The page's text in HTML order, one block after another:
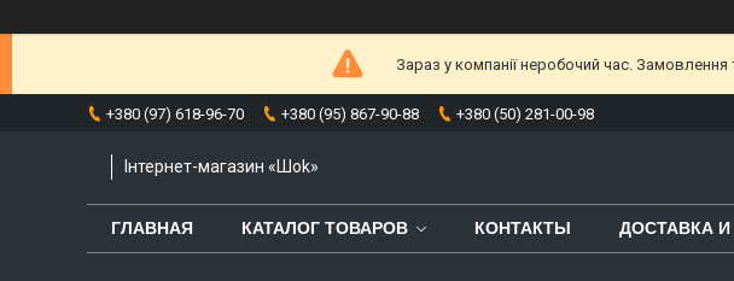
Зараз у компанії неробочий час.
+380 (97) 618-96-70 +380 (95) 867-90-88 +380 (50) 281-00-98
Інтернет-магазин «Шоk»
ГЛАВНАЯ КАТАЛОГ ТОВАРОВ КОНТАКТЫ ДОСТАВКА